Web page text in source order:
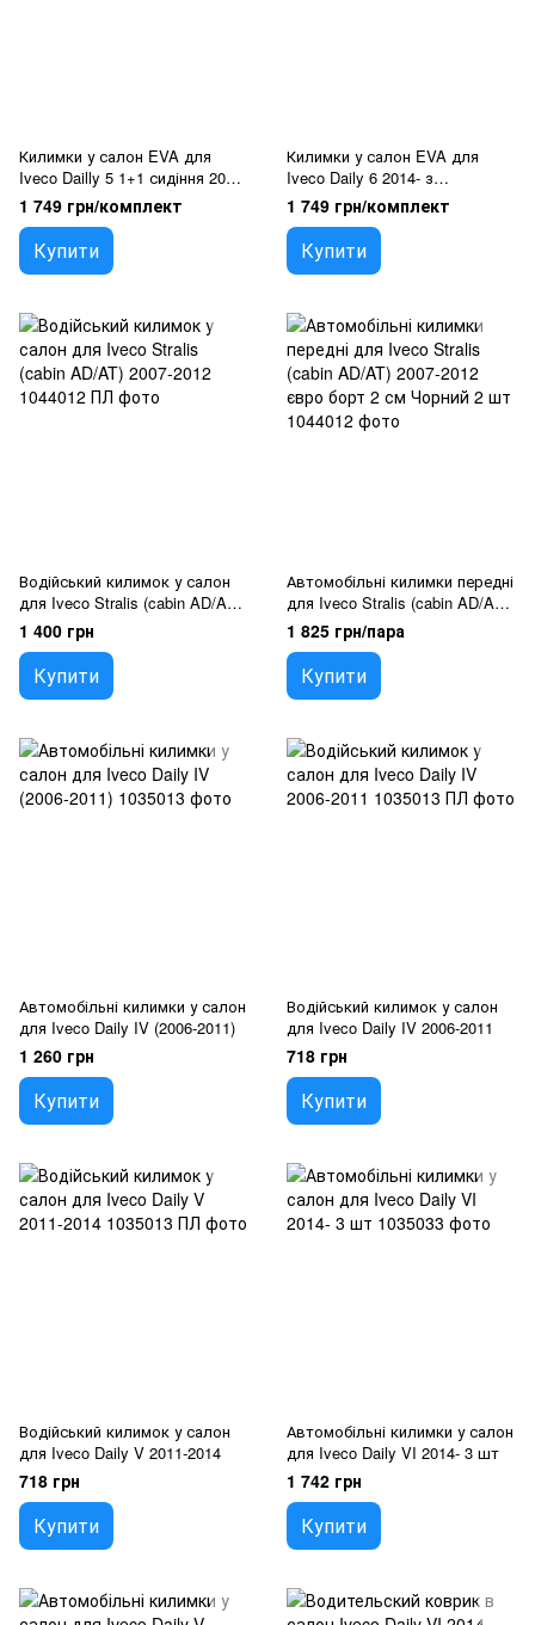
Килимки у салон EVA для
Iveco Dailly 5 1+1 сидіння 2011-
2014 з підп'ятником 5 шт
1 749 грн/комплект
Купити
Килимки у салон EVA для
Iveco Daily 6 2014- з
підп'ятником IVEC-03
1 749 грн/комплект
Купити
Водійський килимок у салон
для Iveco Stralis (cabin AD/AT)
2007-2012
1 400 грн
Купити
Автомобільні килимки передні
для Iveco Stralis (cabin AD/AT)
2007-2012 євро борт 2 см
Чорний 2 шт
1 825 грн/пара
Купити
Автомобільні килимки у салон
для Iveco Daily IV (2006-2011)
1 260 грн
Купити
Водійський килимок у салон
для Iveco Daily IV 2006-2011
718 грн
Купити
Водійський килимок у салон
для Iveco Daily V 2011-2014
718 грн
Купити
Автомобільні килимки у салон
для Iveco Daily VI 2014- 3 шт
1 742 грн
Купити